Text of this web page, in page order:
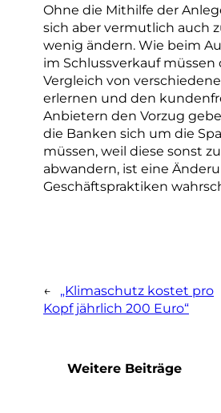
Ohne die Mithilfe der
sich aber vermutlich auch
wenig ändern. Wie beim
im Schlussverkauf müssen
Vergleich von
erlernen und den
Anbietern den Vorzug
die Banken sich um die
müssen, weil diese sonst
abwandern, ist eine
Geschäftspraktiken
←
„Klimaschutz kostet pro
Kopf jährlich 200 Euro“
Weitere Beiträge